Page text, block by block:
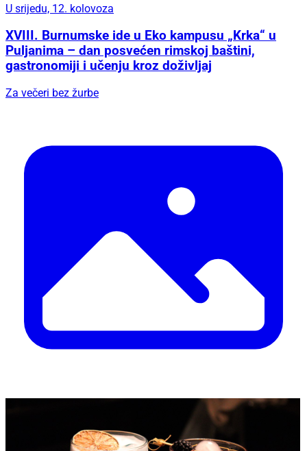
U srijedu, 12. kolovoza
XVIII. Burnumske ide u Eko kampusu „Krka“ u
Puljanima – dan posvećen rimskoj baštini,
gastronomiji i učenju kroz doživljaj
Za večeri bez žurbe